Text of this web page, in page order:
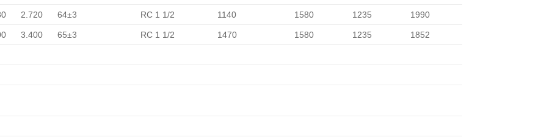
2.720 64±3 RC 1 1/2 1140 1580 1235 1990
3.400 65±3 RC 1 1/2 1470 1580 1235 1852